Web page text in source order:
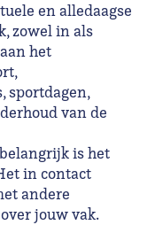
en alledaagse
zowel in als
het
sportdagen,
van de
is het
in contact
andere
jouw vak.